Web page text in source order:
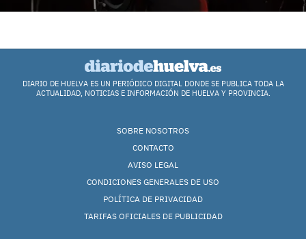
DIARIO DE HUELVA ES UN PERIÓDICO DIGITAL DONDE SE PUBLICA TODA LA
ACTUALIDAD, NOTICIAS E INFORMACIÓN DE HUELVA Y PROVINCIA.
SOBRE NOSOTROS
CONTACTO
AVISO LEGAL
CONDICIONES GENERALES DE USO
POLÍTICA DE PRIVACIDAD
TARIFAS OFICIALES DE PUBLICIDAD